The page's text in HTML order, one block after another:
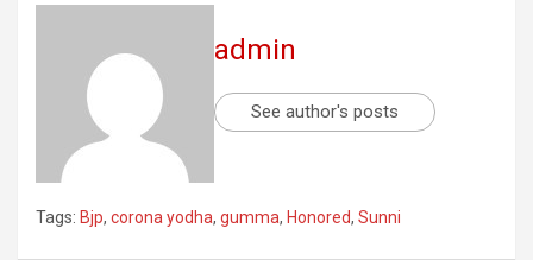
admin
See author's posts
Tags: Bjp, corona yodha, gumma, Honored, Sunni